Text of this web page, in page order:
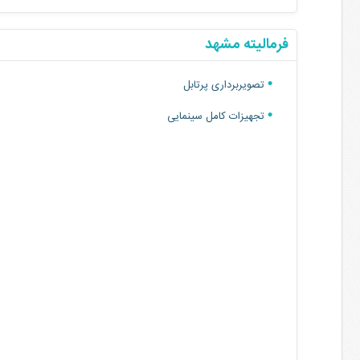
فرمالیته مشهد
تصویربرداری پرتابل
تجهیزات کامل سینمایی